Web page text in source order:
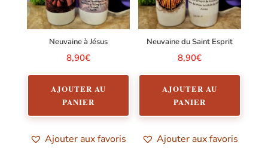
Neuvaine à Jésus
8,90€
AJOUTER AU
PANIER
Ajouter aux favoris
Neuvaine du Saint Esprit
8,90€
AJOUTER AU
PANIER
Ajouter aux favoris